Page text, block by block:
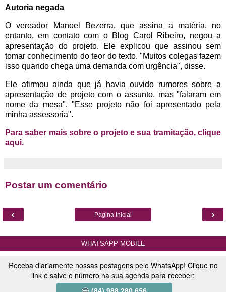
Autoria negada
O vereador Manoel Bezerra, que assina a matéria, no
entanto, em contato com o Blog Carol Ribeiro, negou a
apresentação do projeto. Ele explicou que assinou sem
tomar conhecimento do teor do texto. "Muitos colegas fazem
isso quando chega uma demanda com urgência", disse.
Ele afirmou ainda que já havia ouvido rumores sobre a
apresentação de projeto com o assunto, mas "falaram em
nome da mesa". "Esse projeto não foi apresentado pela
minha assessoria".
Para saber mais sobre o projeto e sua tramitação, clique
aqui.
Postar um comentário
‹ ›
Página inicial
WHATSAPP MOBILE
Receba diariamente nossas postagens pelo WhatsApp! Clique no
link e salve o número na sua agenda para receber: